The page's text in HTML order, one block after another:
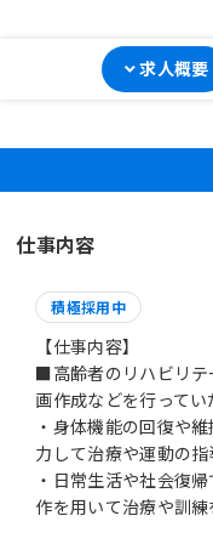
求人概要
仕事内容
積極採用中
【仕事内容】
■高齢者のリハビリテ
画作成などを行ってい
・身体機能の回復や
力して治療や運動の指
・日常生活や社会復
作を用いて治療や訓練